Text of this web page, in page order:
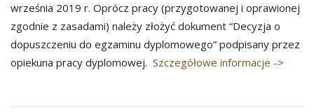
września 2019 r. Oprócz pracy (przygotowanej i oprawionej
zgodnie z zasadami) należy złożyć dokument “Decyzja o
dopuszczeniu do egzaminu dyplomowego” podpisany przez
opiekuna pracy dyplomowej. Szczegółowe informacje ->